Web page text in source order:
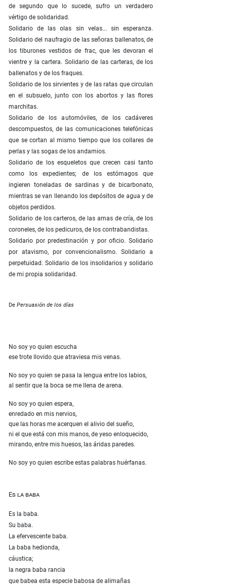
de segundo que lo sucede, sufro un verdadero
vértigo de solidaridad.
Solidario de las olas sin velas... sin esperanza.
Solidario del naufragio de las señoras ballenatos, de
los tiburones vestidos de frac, que les devoran el
vientre y la cartera. Solidario de las carteras, de los
ballenatos y de los fraques.
Solidario de los sirvientes y de las ratas que circulan
en el subsuelo, junto con los abortos y las flores
marchitas.
Solidario de los automóviles, de los cadáveres
descompuestos, de las comunicaciones telefónicas
que se cortan al mismo tiempo que los collares de
perlas y las sogas de los andamios.
Solidario de los esqueletos que crecen casi tanto
como los expedientes; de los estómagos que
ingieren toneladas de sardinas y de bicarbonato,
mientras se van llenando los depósitos de agua y de
objetos perdidos.
Solidario de los carteros, de las amas de cría, de los
coroneles, de los pedicuros, de los contrabandistas.
Solidario por predestinación y por oficio. Solidario
por atavismo, por convencionalismo. Solidario a
perpetuidad. Solidario de los insolidarios y solidario
de mi propia solidaridad.
De Persuasión de los días
No soy yo quien escucha
ese trote llovido que atraviesa mis venas.
No soy yo quien se pasa la lengua entre los labios,
al sentir que la boca se me llena de arena.
No soy yo quien espera,
enredado en mis nervios,
que las horas me acerquen el alivio del sueño,
ni el que está con mis manos, de yeso enloquecido,
mirando, entre mis huesos, las áridas paredes.
No soy yo quien escribe estas palabras huérfanas.
Es la baba
Es la baba.
Su baba.
La efervescente baba.
La baba hedionda,
cáustica;
la negra baba rancia
que babea esta especie babosa de alimañas